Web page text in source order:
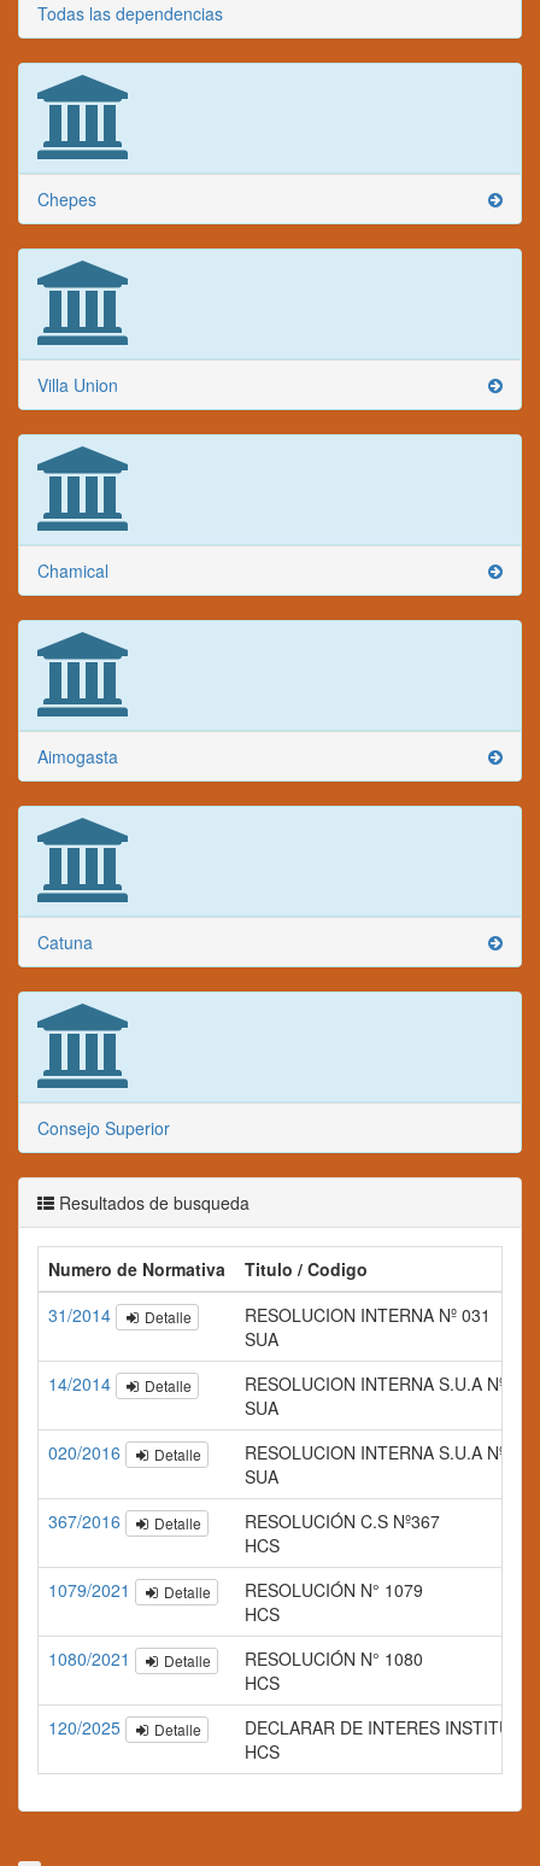
Todas las dependencias
Chepes
Villa Union
Chamical
Aimogasta
Catuna
Consejo Superior
Resultados de busqueda
Numero de Normativa
Titulo / Codigo
31/2014
Detalle
RESOLUCION INTERNA Nº 031
SUA
14/2014
Detalle
RESOLUCION INTERNA S.U.A Nº 014
SUA
020/2016
Detalle
RESOLUCION INTERNA S.U.A Nº 020
SUA
367/2016
Detalle
RESOLUCIÓN C.S Nº367
HCS
1079/2021
Detalle
RESOLUCIÓN N° 1079
HCS
1080/2021
Detalle
RESOLUCIÓN N° 1080
HCS
120/2025
Detalle
DECLARAR DE INTERES
HCS